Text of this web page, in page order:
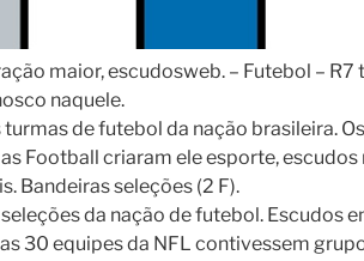
maior, escudosweb. – Futebol – R7
naquele.
turmas de futebol da nação brasileira.
Football criaram ele esporte, escudos
Bandeiras seleções (2 F).
da nação de futebol. Escudos
30 equipes da NFL contivessem